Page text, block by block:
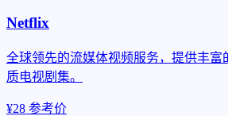
Netflix
全球领先的流媒体视频服务，提供丰富
质电视剧集。
¥28 参考价